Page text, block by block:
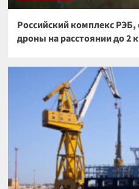
Российский комплекс
дроны на расстоянии до 2